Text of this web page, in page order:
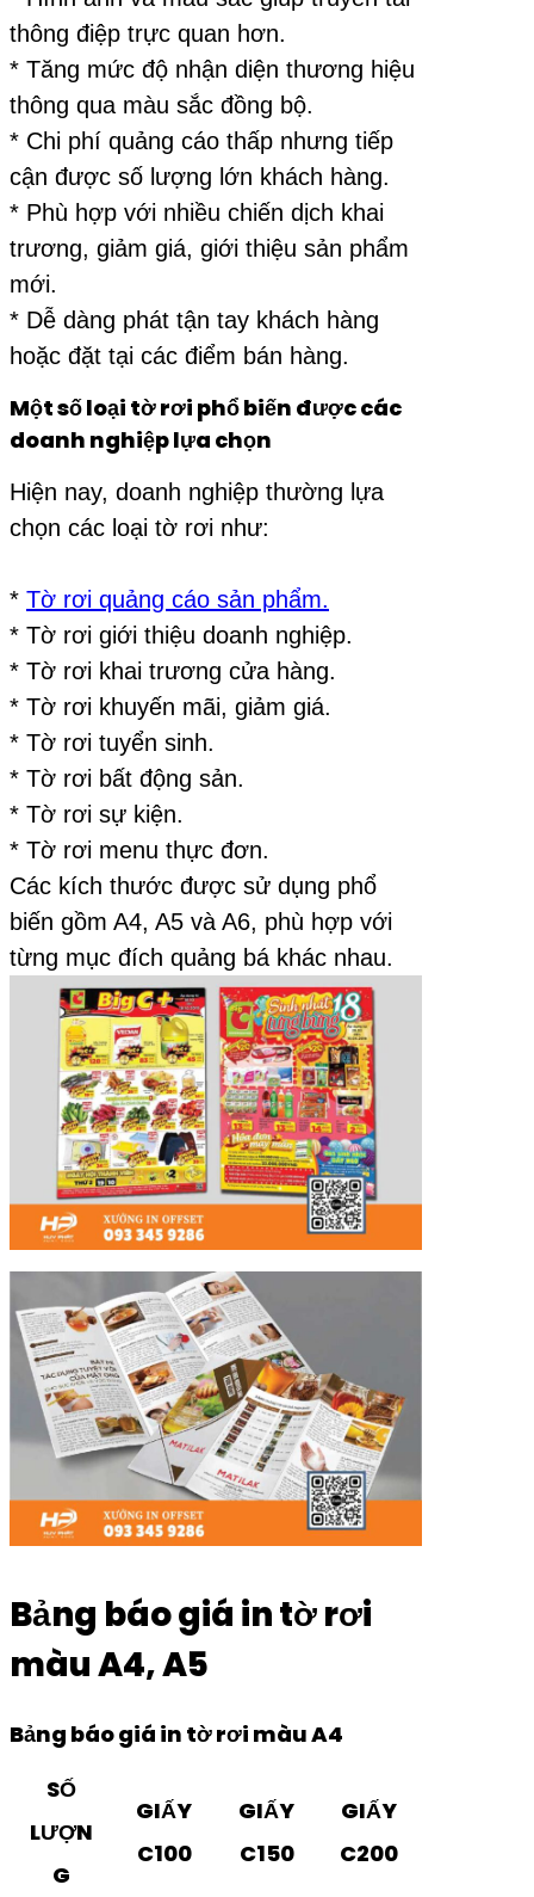
thông điệp trực quan hơn.
* Tăng mức độ nhận diện thương hiệu
thông qua màu sắc đồng bộ.
* Chi phí quảng cáo thấp nhưng tiếp
cận được số lượng lớn khách hàng.
* Phù hợp với nhiều chiến dịch khai
trương, giảm giá, giới thiệu sản phẩm
mới.
* Dễ dàng phát tận tay khách hàng
hoặc đặt tại các điểm bán hàng.
Một số loại tờ rơi phổ biến được các
doanh nghiệp lựa chọn
Hiện nay, doanh nghiệp thường lựa
chọn các loại tờ rơi như:
* Tờ rơi quảng cáo sản phẩm.
* Tờ rơi giới thiệu doanh nghiệp.
* Tờ rơi khai trương cửa hàng.
* Tờ rơi khuyến mãi, giảm giá.
* Tờ rơi tuyển sinh.
* Tờ rơi bất động sản.
* Tờ rơi sự kiện.
* Tờ rơi menu thực đơn.
Các kích thước được sử dụng phổ
biến gồm A4, A5 và A6, phù hợp với
từng mục đích quảng bá khác nhau.
Bảng báo giá in tờ rơi
màu A4, A5
Bảng báo giá in tờ rơi màu A4
SỐ
LƯỢN
G
GIẤY
C100
GIẤY
C150
GIẤY
C200